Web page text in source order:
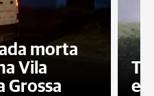
morta
Vila
Grossa
e